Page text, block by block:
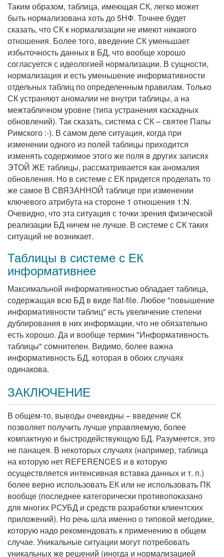
Таким образом, таблица, имеющая СК, легко может
быть нормализована хоть до 5НФ. Точнее будет
сказать, что СК к нормализации не имеют никакого
отношения. Более того, введение СК уменьшает
избыточность данных в БД, что вообще хорошо
согласуется с идеологией нормализации. В сущности,
нормализация и есть уменьшение информативности
отдельных таблиц по определенным правилам. Только
СК устраняют аномалии не внутри таблицы, а на
межтабличном уровне (типа устранения каскадных
обновлений). Так сказать, система с СК – святее Папы
Римского :-). В самом деле ситуация, когда при
изменении одного из полей таблицы приходится
изменять содержимое этого же поля в других записях
ЭТОЙ ЖЕ таблицы, рассматривается как аномалия
обновления. Но в системе с ЕК придется проделать то
же самое В СВЯЗАННОЙ таблице при изменении
ключевого атрибута на стороне 1 отношения 1:N.
Очевидно, что эта ситуация с точки зрения физической
реализации БД ничем не лучше. В системе с СК таких
ситуаций не возникает.
Таблицы в системе с ЕК
информативнее
Максимальной информативностью обладает таблица,
содержащая всю БД в виде flat-file. Любое "повышение
информативности таблиц" есть увеличение степени
дублирования в них информации, что не обязательно
есть хорошо. Да и вообще термин "Информативность
таблицы" сомнителен. Видимо, более важна
информативность БД, которая в обоих случаях
одинакова.
ЗАКЛЮЧЕНИЕ
В общем-то, выводы очевидны – введение СК
позволяет получить лучше управляемую, более
компактную и быстродействующую БД. Разумеется, это
не панацея. В некоторых случаях (например, таблица
на которую нет REFERENCES и в которую
осуществляется интенсивная вставка данных и т. п.)
более верно использовать ЕК или не использовать ПК
вообще (последнее категорически противопоказано
для многих РСУБД и средств разработки клиентских
приложений). Но речь шла именно о типовой методике,
которую надо рекомендовать к применению в общем
случае. Уникальные ситуации могут потребовать
уникальных же решений (иногда и нормализацией